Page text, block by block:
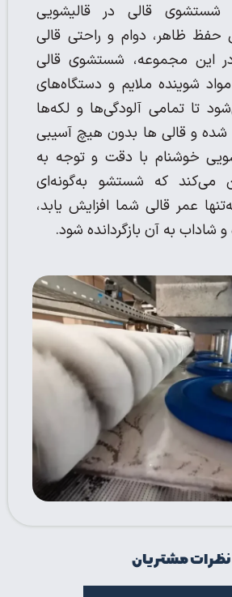
قالی در قالیشویی
حفظ ظاهر، دوام و راحتی قالی
این مجموعه، شستشوی قالی
مواد شوینده ملایم و دستگاه‌های
تا تمامی آلودگی‌ها و لکه‌ها
شده و قالی ها بدون هیچ آسیبی
خوشنام با دقت و توجه به
می‌کند که شستشو به‌گونه‌ای
عمر قالی شما افزایش یابد،
و شاداب به آن بازگردانده شود.
نظرات مشتریان